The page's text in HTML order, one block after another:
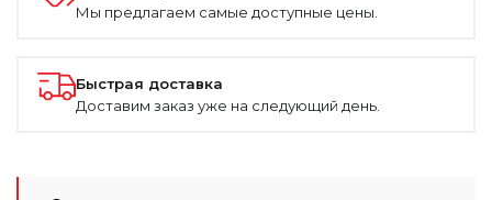
Мы предлагаем самые доступные цены.
Быстрая доставка
Доставим заказ уже на следующий день.